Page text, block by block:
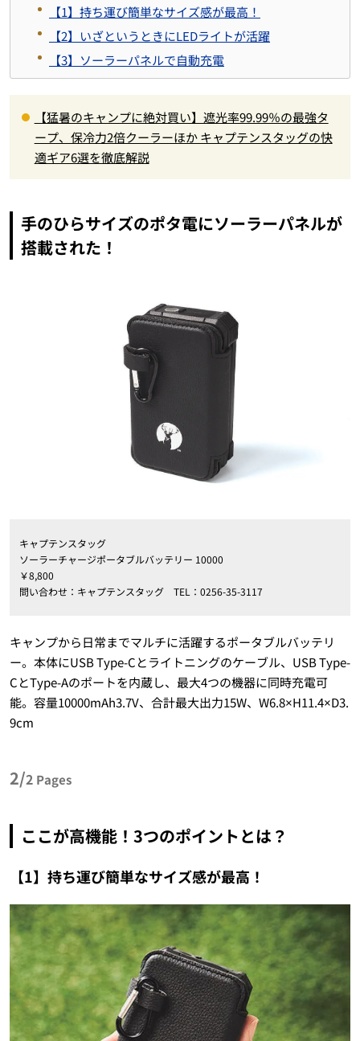
【1】 持ち運び簡単なサイズ感が最高！
【2】 いざというときにLEDライトが活躍
【3】 ソーラーパネルで自動充電
【猛暑のキャンプに絶対買い】遮光率99.99％の最強タ
ープ、保冷力2倍クーラーほか キャプテンスタッグの快
適ギア6選を徹底解説
手のひらサイズのポタ電にソーラーパネルが
搭載された！
キャプテンスタッグ
ソーラーチャージポータブルバッテリー 10000
￥8,800
問い合わせ：キャプテンスタッグ TEL ： 0256-35-3117
キャンプから日常までマルチに活躍するポータブルバッテリ
ー。本体にUSB Type-Cとライトニングのケーブル、USB Type-
CとType-Aのポートを内蔵し、最大4つの機器に同時充電可
能。容量10000mAh3.7V、合計最大出力15W、W6.8×H11.4×D3.
9cm
2/2 Pages
ここが高機能！ 3つのポイントとは？
【1】 持ち運び簡単なサイズ感が最高！